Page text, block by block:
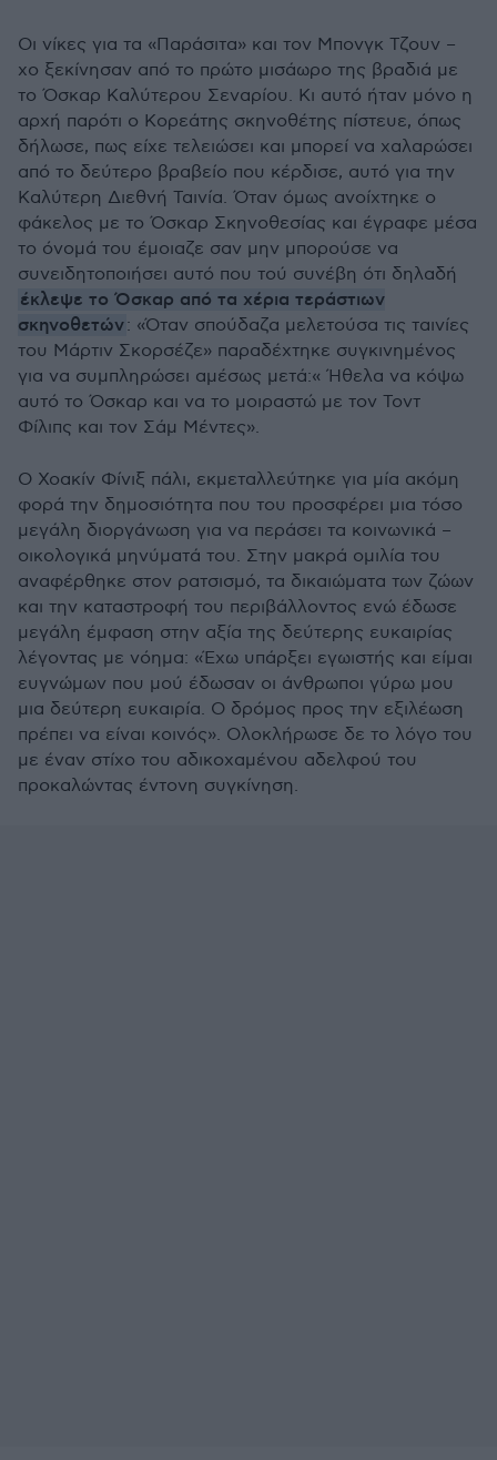
Οι νίκες για τα «Παράσιτα» και τον Μπονγκ Τζουν –
χο ξεκίνησαν από το πρώτο μισάωρο της βραδιά με
το Όσκαρ Καλύτερου Σεναρίου. Κι αυτό ήταν μόνο η
αρχή παρότι ο Κορεάτης σκηνοθέτης πίστευε, όπως
δήλωσε, πως είχε τελειώσει και μπορεί να χαλαρώσει
από το δεύτερο βραβείο που κέρδισε, αυτό για την
Καλύτερη Διεθνή Ταινία. Όταν όμως ανοίχτηκε ο
φάκελος με το Όσκαρ Σκηνοθεσίας και έγραφε μέσα
το όνομά του έμοιαζε σαν μην μπορούσε να
συνειδητοποιήσει αυτό που τού συνέβη ότι δηλαδή
έκλεψε το Όσκαρ από τα χέρια τεράστιων
σκηνοθετών: «Όταν σπούδαζα μελετούσα τις ταινίες
του Μάρτιν Σκορσέζε» παραδέχτηκε συγκινημένος
για να συμπληρώσει αμέσως μετά:« Ήθελα να κόψω
αυτό το Όσκαρ και να το μοιραστώ με τον Τοντ
Φίλιπς και τον Σάμ Μέντες».
Ο Χοακίν Φίνιξ πάλι, εκμεταλλεύτηκε για μία ακόμη
φορά την δημοσιότητα που του προσφέρει μια τόσο
μεγάλη διοργάνωση για να περάσει τα κοινωνικά –
οικολογικά μηνύματά του. Στην μακρά ομιλία του
αναφέρθηκε στον ρατσισμό, τα δικαιώματα των ζώων
και την καταστροφή του περιβάλλοντος ενώ έδωσε
μεγάλη έμφαση στην αξία της δεύτερης ευκαιρίας
λέγοντας με νόημα: «Έχω υπάρξει εγωιστής και είμαι
ευγνώμων που μού έδωσαν οι άνθρωποι γύρω μου
μια δεύτερη ευκαιρία. Ο δρόμος προς την εξιλέωση
πρέπει να είναι κοινός». Ολοκλήρωσε δε το λόγο του
με έναν στίχο του αδικοχαμένου αδελφού του
προκαλώντας έντονη συγκίνηση.